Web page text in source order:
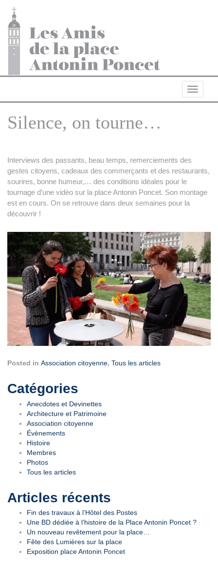
Silence, on tourne…
Interviews des passants, beau temps, remerciements des
gestes citoyens, cadeaux des commerçants et des restaurants,
sourires, bonne humeur,… des conditions idéales pour le
tournage d’une vidéo sur la place Antonin Poncet. Son montage
est en cours. On se retrouve dans deux semaines pour la
découvrir !
Posted in Association citoyenne, Tous les articles
Navigation
de
l’article
Catégories
Anecdotes et Devinettes
Architecture et Patrimoine
Association citoyenne
Évènements
Histoire
Membres
Photos
Tous les articles
Articles récents
Fin des travaux à l’Hôtel des Postes
Une BD dédiée à l’histoire de la Place Antonin Poncet ?
Un nouveau revêtement pour la place…
Fête des Lumières sur la place
Exposition place Antonin Poncet